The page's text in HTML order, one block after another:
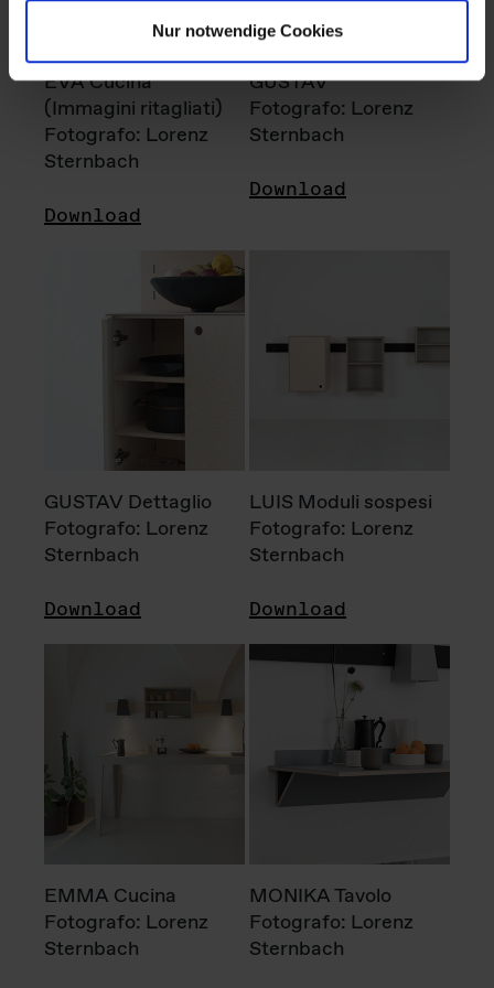
Nur notwendige Cookies
EVA Cucina
(Immagini ritagliati)
Fotografo: Lorenz
Sternbach
Download
GUSTAV
Fotografo: Lorenz
Sternbach
Download
GUSTAV Dettaglio
Fotografo: Lorenz
Sternbach
Download
LUIS Moduli sospesi
Fotografo: Lorenz
Sternbach
Download
EMMA Cucina
Fotografo: Lorenz
Sternbach
MONIKA Tavolo
Fotografo: Lorenz
Sternbach